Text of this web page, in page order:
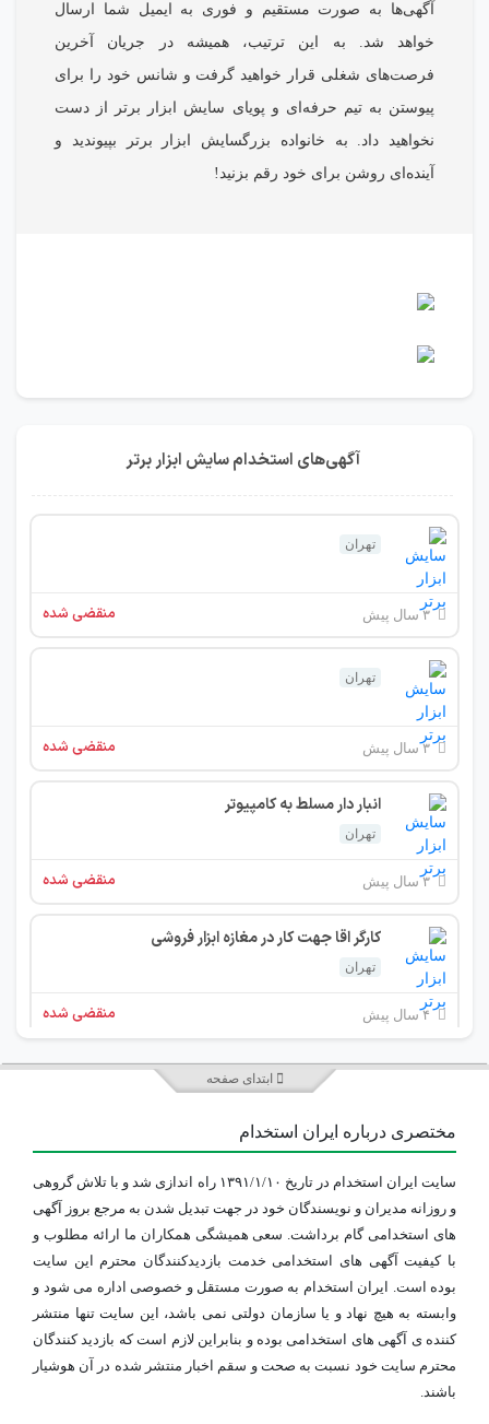
آگهی‌ها به صورت مستقیم و فوری به ایمیل شما ارسال
خواهد شد. به این ترتیب، همیشه در جریان آخرین
فرصت‌های شغلی قرار خواهید گرفت و شانس خود را برای
پیوستن به تیم حرفه‌ای و پویای سایش ابزار برتر از دست
نخواهید داد. به خانواده بزرگسایش ابزار برتر بپیوندید و
آینده‌ای روشن برای خود رقم بزنید!
آگهی‌های استخدام سایش ابزار برتر
تهران
۳ سال پیش منقضی شده
تهران
۳ سال پیش منقضی شده
انبار دار مسلط به کامپیوتر
تهران
۳ سال پیش منقضی شده
کارگر اقا جهت کار در مغازه ابزار فروشی
تهران
۴ سال پیش منقضی شده
استخدام کارمند اقا با حداکثر سن 27 اشنا به کامپیوتر
۴ سال پیش منقضی شده
استخدام کارمند
تهران
منقضی شده
ابتدای صفحه
مختصری درباره ایران استخدام
سایت ایران استخدام در تاریخ ۱۳۹۱/۱/۱۰ راه اندازی شد و با تلاش گروهی
و روزانه مدیران و نویسندگان خود در جهت تبدیل شدن به مرجع بروز آگهی
های استخدامی گام برداشت. سعی همیشگی همکاران ما ارائه مطلوب و
با کیفیت آگهی های استخدامی خدمت بازدیدکنندگان محترم این سایت
بوده است. ایران استخدام به صورت مستقل و خصوصی اداره می شود و
وابسته به هیچ نهاد و یا سازمان دولتی نمی باشد، این سایت تنها منتشر
کننده ی آگهی های استخدامی بوده و بنابراین لازم است که بازدید کنندگان
محترم سایت خود نسبت به صحت و سقم اخبار منتشر شده در آن هوشیار
باشند.